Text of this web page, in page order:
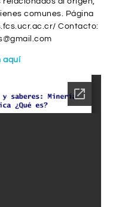
comunes. Página
Contacto:
aquí